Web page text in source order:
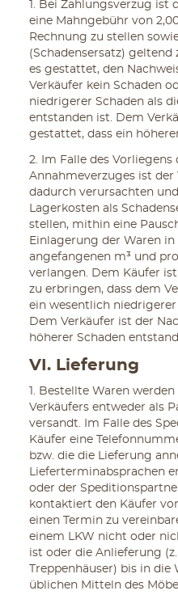
1. Bei Zahlungsverzug
eine Mahngebühr von
Rechnung zu stellen
(Schadensersatz)
es gestattet, den
Verkäufer kein Schaden
niedrigerer Schaden als
entstanden ist. Dem
gestattet, dass ein
2. Im Falle des Vorliegens
Annahmeverzuges ist
dadurch verursachten
Lagerkosten als
stellen, mithin eine
Einlagerung der Waren in
angefangenen m³ und
verlangen. Dem Käufer
zu erbringen, dass dem
ein wesentlich
Dem Verkäufer ist der
höherer Schaden
VI. Lieferung
1. Bestellte Waren
Verkäufers entweder als
versandt. Im Falle des
Käufer eine
bzw. die die Lieferung
Lieferterminabsprachen
oder der
kontaktiert den Käufer
einen Termin zu
einem LKW nicht oder
ist oder die Anlieferung
Treppenhäuser) bis in
üblichen Mitteln des